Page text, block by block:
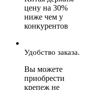
цену на 30%
ниже чем у
конкурентов
Удобство заказа.
Вы можете
приобрести
крепеж не